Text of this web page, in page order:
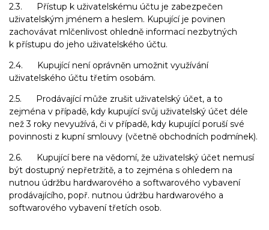
2.3. Přístup k uživatelskému účtu je zabezpečen
uživatelským jménem a heslem. Kupující je povinen
zachovávat mlčenlivost ohledně informací nezbytných
k přístupu do jeho uživatelského účtu.
2.4. Kupující není oprávněn umožnit využívání
uživatelského účtu třetím osobám.
2.5. Prodávající může zrušit uživatelský účet, a to
zejména v případě, kdy kupující svůj uživatelský účet déle
než 3 roky nevyužívá, či v případě, kdy kupující poruší své
povinnosti z kupní smlouvy (včetně obchodních podmínek).
2.6. Kupující bere na vědomí, že uživatelský účet nemusí
být dostupný nepřetržitě, a to zejména s ohledem na
nutnou údržbu hardwarového a softwarového vybavení
prodávajícího, popř. nutnou údržbu hardwarového a
softwarového vybavení třetích osob.